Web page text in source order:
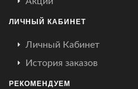
ЛИЧНЫЙ КАБИНЕТ
Личный Кабинет
История заказов
РЕКОМЕНДУЕМ